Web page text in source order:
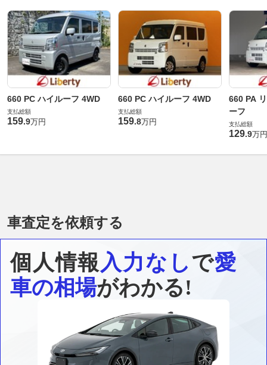
660 PC ハイルーフ 4WD
支払総額
159.9万円
660 PC ハイルーフ 4WD
支払総額
159.8万円
660 PA
ーフ
支払総額
129.9万円
車査定を依頼する
個人情報入力なしで愛
車の相場がわかる!